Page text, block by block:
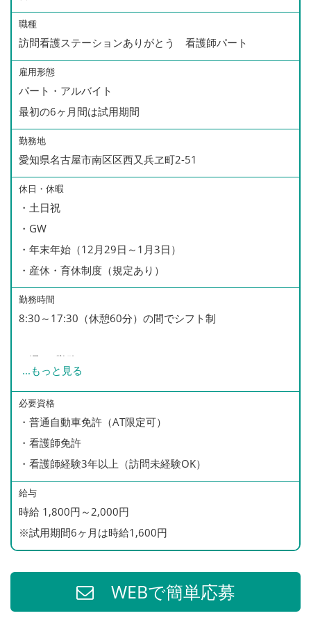
職種
訪問看護ステーションありがとう 看護師パート
雇用形態
パート・アルバイト
最初の6ヶ月間は試用期間
勤務地
愛知県名古屋市南区区西又兵ヱ町2-51
休日・休暇
・土日祝
・GW
・年末年始（12月29日～1月3日）
・産休・育休制度（規定あり）
勤務時間
8:30～17:30（休憩60分）の間でシフト制
・週2～勤務OK！
・短時間勤務相談OK！
・17:30まで勤務可能な方を積極採用中！
・残業ほぼなし！
...もっと見る
必要資格
・普通自動車免許（AT限定可）
・看護師免許
・看護師経験3年以上（訪問未経験OK）
給与
時給 1,800円～2,000円
※試用期間6ヶ月は時給1,600円
WEBで簡単応募